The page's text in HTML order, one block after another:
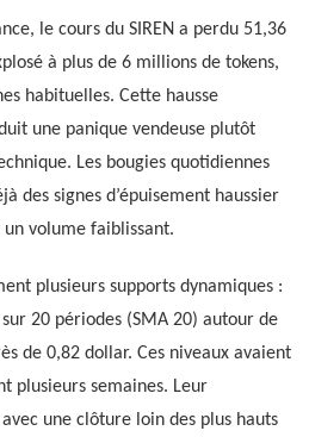
le cours du SIREN a perdu 51,36
à plus de 6 millions de tokens,
habituelles. Cette hausse
une panique vendeuse plutôt
Les bougies quotidiennes
des signes d’épuisement haussier
un volume faiblissant.
plusieurs supports dynamiques :
20 périodes (SMA 20) autour de
de 0,82 dollar. Ces niveaux avaient
plusieurs semaines. Leur
une clôture loin des plus hauts